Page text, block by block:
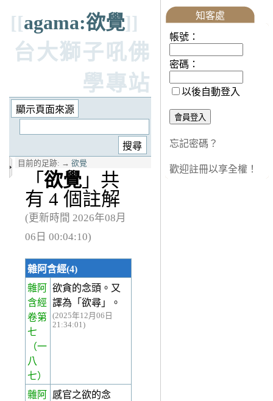
[[agama:欲覺]]
台大獅子吼佛
學專站
目前的足跡: → 欲覺
「 欲覺」共
有 4 個註解
(更新時間 2026年08月
06日 00:04:10)
雜阿含經(4)
雜阿
含經
卷第
七
（一
八
七）
欲貪的念頭。又
譯為「欲尋」。
(2025年12月06日
21:34:01)
雜阿
感官之欲的念
知客處
帳號：
密碼：
以後自動登入
忘記密碼？
歡迎註冊以享全權！